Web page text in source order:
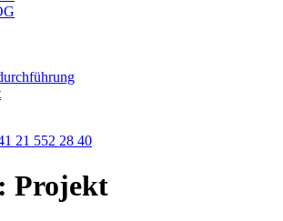
21 552 28 40
Projekt